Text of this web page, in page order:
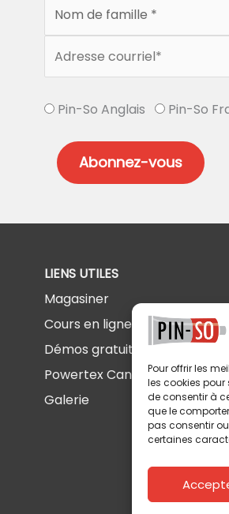
Pour offrir les
les cookies
de consentir à
que le
pas consentir
certaines
Pin-So Anglais Pin-So
LIENS UTILES
Magasiner
Cours en ligne
Démos gratuites
Powertex Canada
Galerie